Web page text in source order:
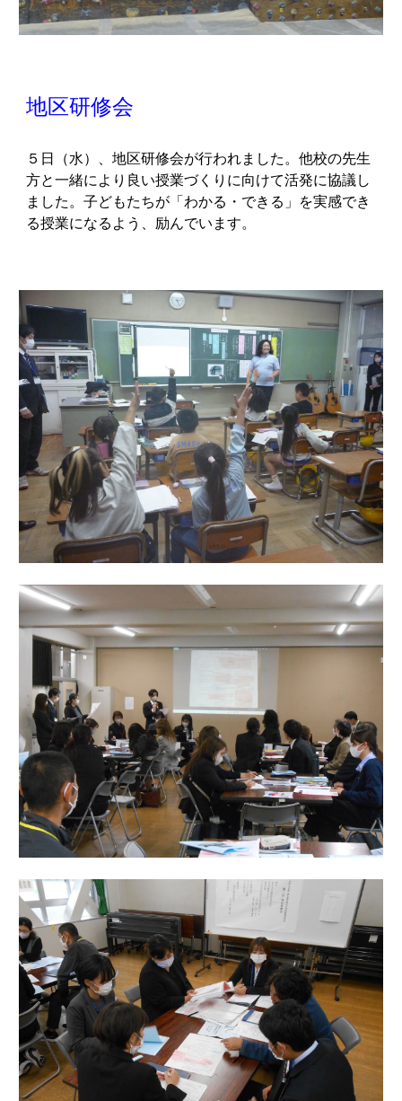
地区研修会
５ 日（水）、地区研修会が行われました。他校の先生
方と一緒により良い授業づくりに向けて活発に協議し
ました。子どもたちが「わかる・できる」を実感でき
る授業になるよう、励んでいます。